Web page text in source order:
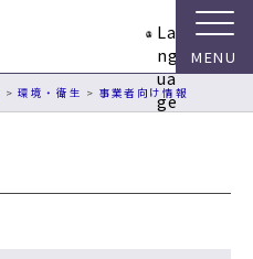
La
ng
ua
ge
>環境・衛生 > 事業者向け情報